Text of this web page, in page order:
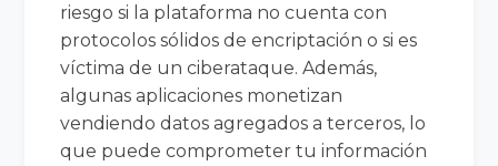
riesgo si la plataforma no cuenta con
protocolos sólidos de encriptación o si es
víctima de un ciberataque. Además,
algunas aplicaciones monetizan
vendiendo datos agregados a terceros, lo
que puede comprometer tu información